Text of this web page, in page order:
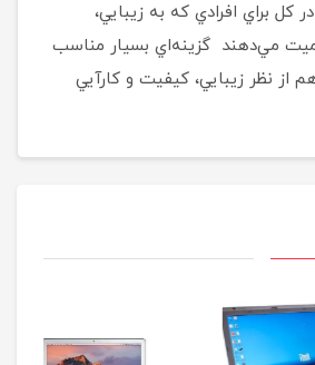
کل براي افرادي که به زيبايي،
مي‌دهند گزينه‌اي بسيار مناسب
از نظر زيبايي، کيفيت و کارآيي